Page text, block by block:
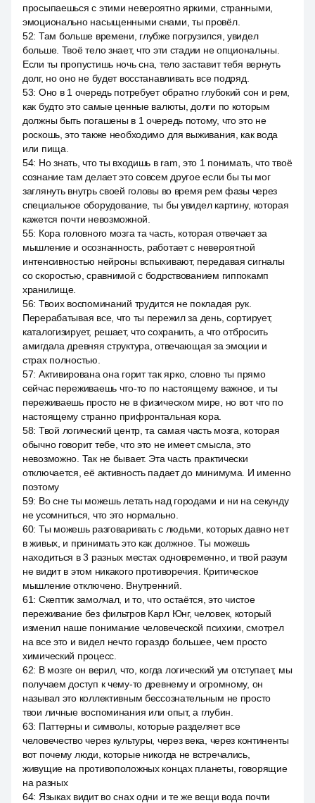
просыпаешься с этими невероятно яркими, странными,
эмоционально насыщенными снами, ты провёл.
52: Там больше времени, глубже погрузился, увидел
больше. Твоё тело знает, что эти стадии не опциональны.
Если ты пропустишь ночь сна, тело заставит тебя вернуть
долг, но оно не будет восстанавливать все подряд.
53: Оно в 1 очередь потребует обратно глубокий сон и рем,
как будто это самые ценные валюты, долги по которым
должны быть погашены в 1 очередь потому, что это не
роскошь, это также необходимо для выживания, как вода
или пища.
54: Но знать, что ты входишь в ram, это 1 понимать, что твоё
сознание там делает это совсем другое если бы ты мог
заглянуть внутрь своей головы во время рем фазы через
специальное оборудование, ты бы увидел картину, которая
кажется почти невозможной.
55: Кора головного мозга та часть, которая отвечает за
мышление и осознанность, работает с невероятной
интенсивностью нейроны вспыхивают, передавая сигналы
со скоростью, сравнимой с бодрствованием гиппокамп
хранилище.
56: Твоих воспоминаний трудится не покладая рук.
Перерабатывая все, что ты пережил за день, сортирует,
каталогизирует, решает, что сохранить, а что отбросить
амигдала древняя структура, отвечающая за эмоции и
страх полностью.
57: Активирована она горит так ярко, словно ты прямо
сейчас переживаешь что-то по настоящему важное, и ты
переживаешь просто не в физическом мире, но вот что по
настоящему странно прифронтальная кора.
58: Твой логический центр, та самая часть мозга, которая
обычно говорит тебе, что это не имеет смысла, это
невозможно. Так не бывает. Эта часть практически
отключается, её активность падает до минимума. И именно
поэтому
59: Во сне ты можешь летать над городами и ни на секунду
не усомниться, что это нормально.
60: Ты можешь разговаривать с людьми, которых давно нет
в живых, и принимать это как должное. Ты можешь
находиться в 3 разных местах одновременно, и твой разум
не видит в этом никакого противоречия. Критическое
мышление отключено. Внутренний.
61: Скептик замолчал, и то, что остаётся, это чистое
переживание без фильтров Карл Юнг, человек, который
изменил наше понимание человеческой психики, смотрел
на все это и видел нечто гораздо большее, чем просто
химический процесс.
62: В мозге он верил, что, когда логический ум отступает, мы
получаем доступ к чему-то древнему и огромному, он
называл это коллективным бессознательным не просто
твои личные воспоминания или опыт, а глубин.
63: Паттерны и символы, которые разделяет все
человечество через культуры, через века, через континенты
вот почему люди, которые никогда не встречались,
живущие на противоположных концах планеты, говорящие
на разных
64: Языках видит во снах одни и те же вещи вода почти